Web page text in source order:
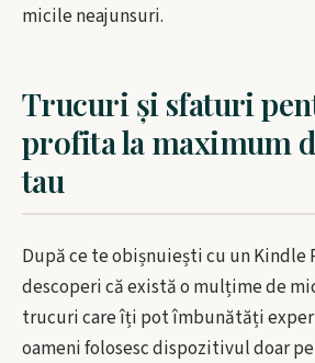
micile neajunsuri.
Trucuri și sfaturi
profita la maximum
tau
După ce te obișnuiești cu un Kindle
descoperi că există o mulțime de
trucuri care îți pot îmbunătăți
oameni folosesc dispozitivul doar